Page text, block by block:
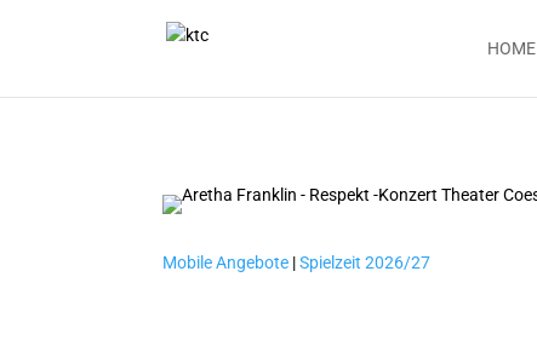
HOME
Mobile Angebote |Spielzeit 2026/27